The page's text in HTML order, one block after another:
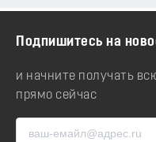
Подпишитесь на
и начните получать
прямо сейчас